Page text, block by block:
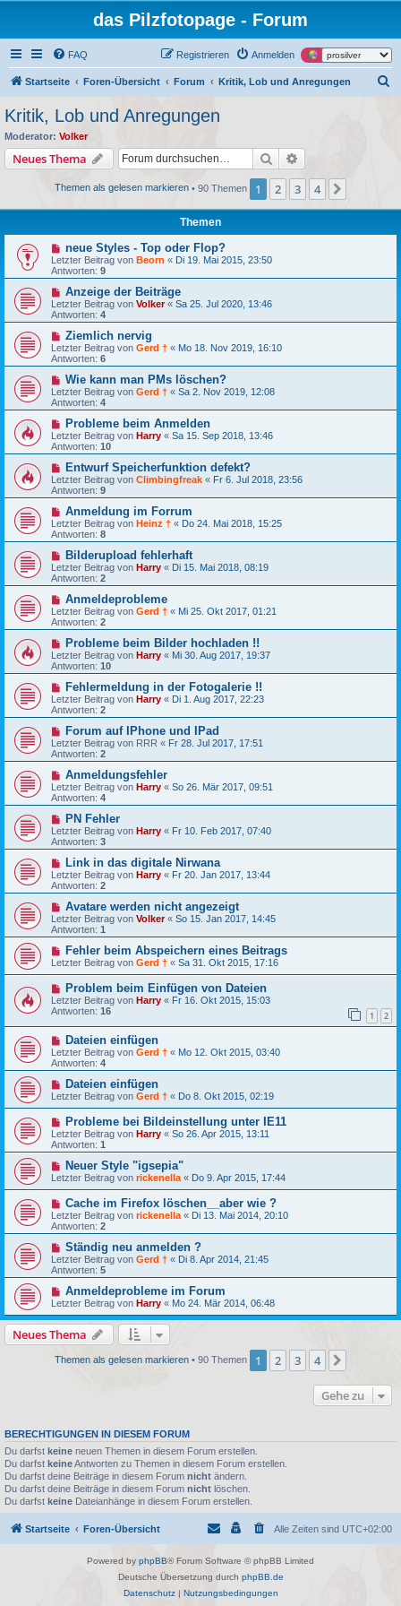
das Pilzfotopage - Forum
FAQ Anmelden
Registrieren
Startseite Foren-Übersicht Forum Kritik, Lob und Anregungen
Kritik, Lob und Anregungen
Moderator: Volker
Neues Thema Suche
Themen als gelesen markieren • 90 Themen 1 2 3 4
Themen
neue Styles - Top oder Flop?
Letzter Beitrag von Beorn « Di 19. Mai 2015, 23:50
Antworten: 9
Anzeige der Beiträge
Letzter Beitrag von Volker« Sa 25. Jul 2020, 13:46
Antworten: 4
Ziemlich nervig
Letzter Beitrag von Gerd † « Mo 18. Nov 2019, 16:10
Antworten: 6
Wie kann man PMs löschen?
Letzter Beitrag von Gerd † « Sa 2. Nov 2019, 12:08
Antworten: 4
Probleme beim Anmelden
Letzter Beitrag von Harry « Sa 15. Sep 2018, 13:46
Antworten: 10
Entwurf Speicherfunktion defekt?
Letzter Beitrag von Climbingfreak « Fr 6. Jul 2018, 23:56
Antworten: 9
Anmeldung im Forrum
Letzter Beitrag von Heinz † « Do 24. Mai 2018, 15:25
Antworten: 8
Bilderupload fehlerhaft
Letzter Beitrag von Harry « Di 15. Mai 2018, 08:19
Antworten: 2
Anmeldeprobleme
Letzter Beitrag von Gerd † « Mi 25. Okt 2017, 01:21
Antworten: 2
Probleme beim Bilder hochladen !!
Letzter Beitrag von Harry « Mi 30. Aug 2017, 19:37
Antworten: 10
Fehlermeldung in der Fotogalerie !!
Letzter Beitrag von Harry « Di 1. Aug 2017, 22:23
Antworten: 2
Forum auf IPhone und IPad
Letzter Beitrag von RRR « Fr 28. Jul 2017, 17:51
Antworten: 2
Anmeldungsfehler
Letzter Beitrag von Harry « So 26. Mär 2017, 09:51
Antworten: 4
PN Fehler
Letzter Beitrag von Harry « Fr 10. Feb 2017, 07:40
Antworten: 3
Link in das digitale Nirwana
Letzter Beitrag von Harry « Fr 20. Jan 2017, 13:44
Antworten: 2
Avatare werden nicht angezeigt
Letzter Beitrag von Volker« So 15. Jan 2017, 14:45
Antworten: 1
Fehler beim Abspeichern eines Beitrags
Letzter Beitrag von Gerd † « Sa 31. Okt 2015, 17:16
Problem beim Einfügen von Dateien
Letzter Beitrag von Harry « Fr 16. Okt 2015, 15:03
Antworten: 16 1 2
Dateien einfügen
Letzter Beitrag von Gerd † « Mo 12. Okt 2015, 03:40
Antworten: 4
Dateien einfügen
Letzter Beitrag von Gerd † « Do 8. Okt 2015, 02:19
Probleme bei Bildeinstellung unter IE11
Letzter Beitrag von Harry « So 26. Apr 2015, 13:11
Antworten: 1
Neuer Style "igsepia"
Letzter Beitrag von rickenella « Do 9. Apr 2015, 17:44
Cache im Firefox löschen__aber wie ?
Letzter Beitrag von rickenella « Di 13. Mai 2014, 20:10
Antworten: 2
Ständig neu anmelden ?
Letzter Beitrag von Gerd † « Di 8. Apr 2014, 21:45
Antworten: 5
Anmeldeprobleme im Forum
Letzter Beitrag von Harry « Mo 24. Mär 2014, 06:48
Neues Thema
Themen als gelesen markieren • 90 Themen 1 2 3 4
Gehe zu
BERECHTIGUNGEN IN DIESEM FORUM
Du darfst keine neuen Themen in diesem Forum erstellen.
Du darfst keineAntworten zu Themen in diesem Forum erstellen.
Du darfst deine Beiträge in diesem Forum nicht ändern.
Du darfst deine Beiträge in diesem Forum nicht löschen.
Du darfst keine Dateianhänge in diesem Forum erstellen.
Startseite Foren-Übersicht Alle Zeiten sind UTC+02:00
Powered by phpBB® Forum Software © phpBB Limited
Deutsche Übersetzung durch phpBB.de
Datenschutz| Nutzungsbedingungen